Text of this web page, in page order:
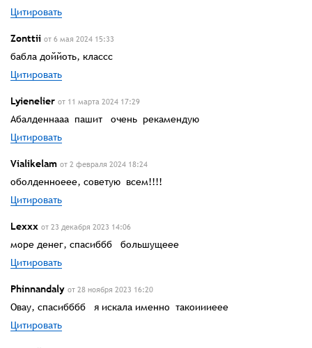
Цитировать
Zonttii от 6 мая 2024 15:33
бабла доййоть, классс
Цитировать
Lyienelier от 11 марта 2024 17:29
Абалденнааа пашит очень рекамендую
Цитировать
Vialikelam от 2 февраля 2024 18:24
оболденноеее, советую всем!!!!
Цитировать
Lexxx от 23 декабря 2023 14:06
море денег, спасиббб большущеее
Цитировать
Phinnandalу от 28 ноября 2023 16:20
Овау, спасибббб я искала именно такоиииеее
Цитировать